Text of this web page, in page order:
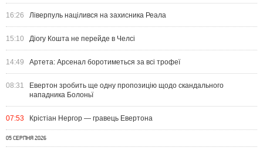
16:26 Ліверпуль націлився на захисника Реала
15:10 Діогу Кошта не перейде в Челсі
14:49 Артета: Арсенал боротиметься за всі трофеї
08:31
Евертон зробить ще одну пропозицію щодо скандального
нападника Болоньї
07:53 Крістіан Нергор — гравець Евертона
05 СЕРПНЯ 2026